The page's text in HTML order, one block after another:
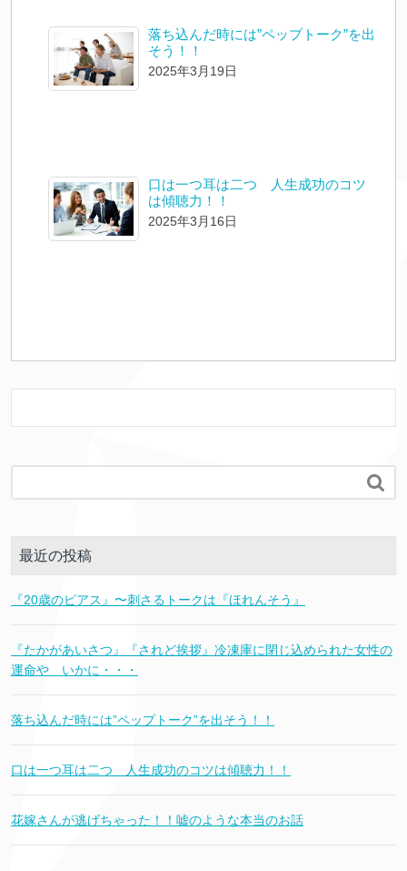
落ち込んだ時には”ペップトーク”を出
そう！！
2025年3月19日
口は一つ耳は二つ 人生成功のコツ
は傾聴力！！
2025年3月16日

最近の投稿
『20歳のピアス』〜刺さるトークは『ほれんそう』
『たかがあいさつ』『されど挨拶』冷凍庫に閉じ込められた女性の
運命や いかに・・・
落ち込んだ時には”ペップトーク”を出そう！！
口は一つ耳は二つ 人生成功のコツは傾聴力！！
花嫁さんが逃げちゃった！！嘘のような本当のお話